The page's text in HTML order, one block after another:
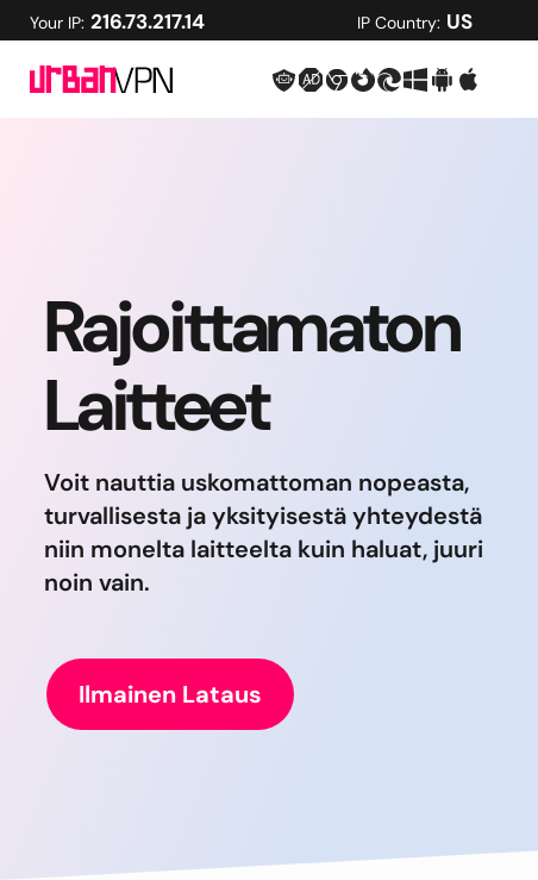
Your IP: 216.73.217.14 IP Country: US
Rajoittamaton
Laitteet
Voit nauttia uskomattoman nopeasta,
turvallisesta ja yksityisestä yhteydestä
niin monelta laitteelta kuin haluat, juuri
noin vain.
Ilmainen Lataus